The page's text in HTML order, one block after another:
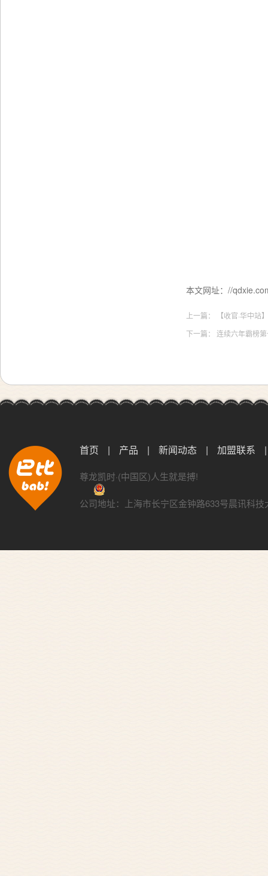
本文网址：//
上一篇：
【收官·华中
下一篇： 连续六年霸榜
首页 | 产品 | 新闻动态 | 加盟联系 |
尊龙凯时·(中国区)人生就是搏!
公司地址：上海市长宁区金钟路633号晨讯科技